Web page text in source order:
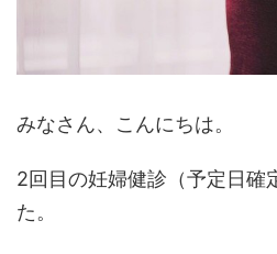
みなさん、こんにちは。
2回目の妊婦健診（予定日確
た。